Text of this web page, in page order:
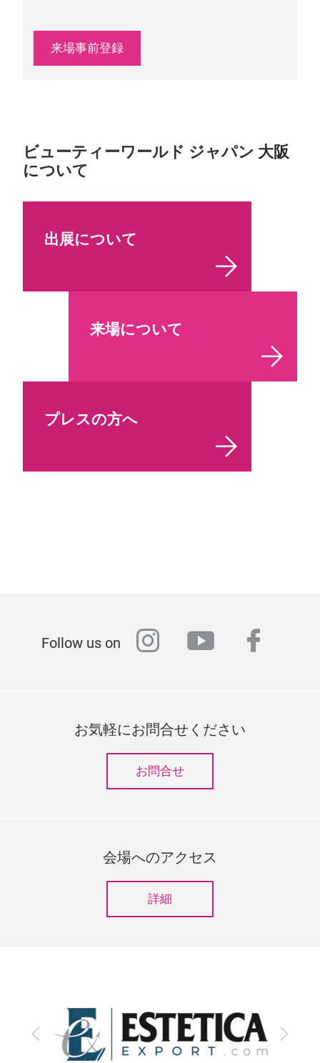
来場事前登録
ビューティーワールド ジャパン 大阪
について
出展について
来場について
プレスの方へ
Follow us on instagram
youtube
お気軽にお問合せください
お問合せ
会場へのアクセス
詳細
前
次